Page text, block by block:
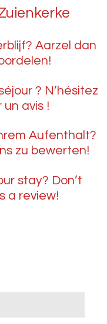
Aarzel dan
? N’hésitez
un avis !
Aufenthalt?
zu bewerten!
stay? Don’t
a review!